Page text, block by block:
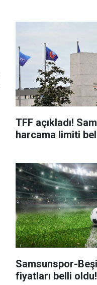
TFF açıkladı!
harcama limiti
Samsunspor-
fiyatları belli oldu!